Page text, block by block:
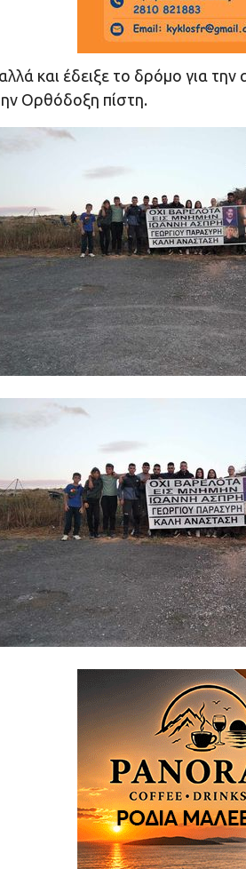
και έδειξε το δρόμο για
Ορθόδοξη πίστη.